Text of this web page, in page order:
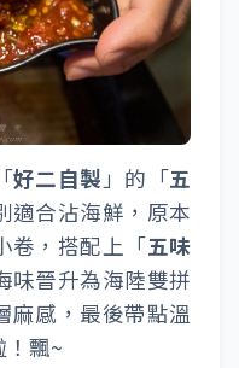
好二自製 」的「五
適合沾海鮮，原本
卷，搭配上「五味
味晉升為海陸雙拼
麻感，最後帶點溫
飄~